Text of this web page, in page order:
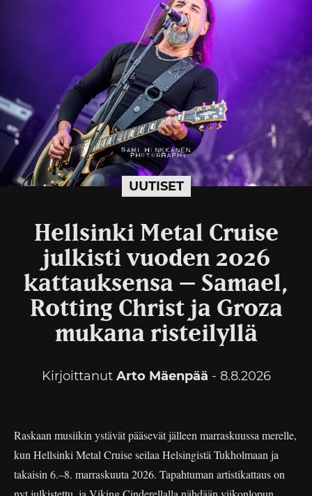
UUTISET
Hellsinki Metal Cruise
julkisti vuoden 2026
kattauksensa – Samael,
Rotting Christ ja Groza
mukana risteilyllä
Kirjoittanut Arto Mäenpää - 8.8.2026
Raskaan musiikin ystävät pääsevät jälleen marraskuussa merelle,
kun Hellsinki Metal Cruise seilaa Helsingistä Tukholmaan ja
takaisin 6.–8. marraskuuta 2026. Tapahtuman artistikattaus on